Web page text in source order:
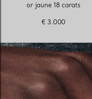
or jaune 18 carats
€ 3.000